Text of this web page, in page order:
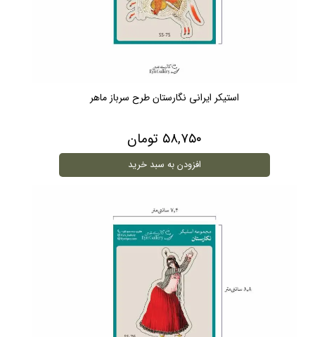
استیکر ایرانی نگارستان طرح سرباز ماهر
۵۸,۷۵۰ تومان
افزودن به سبد خرید